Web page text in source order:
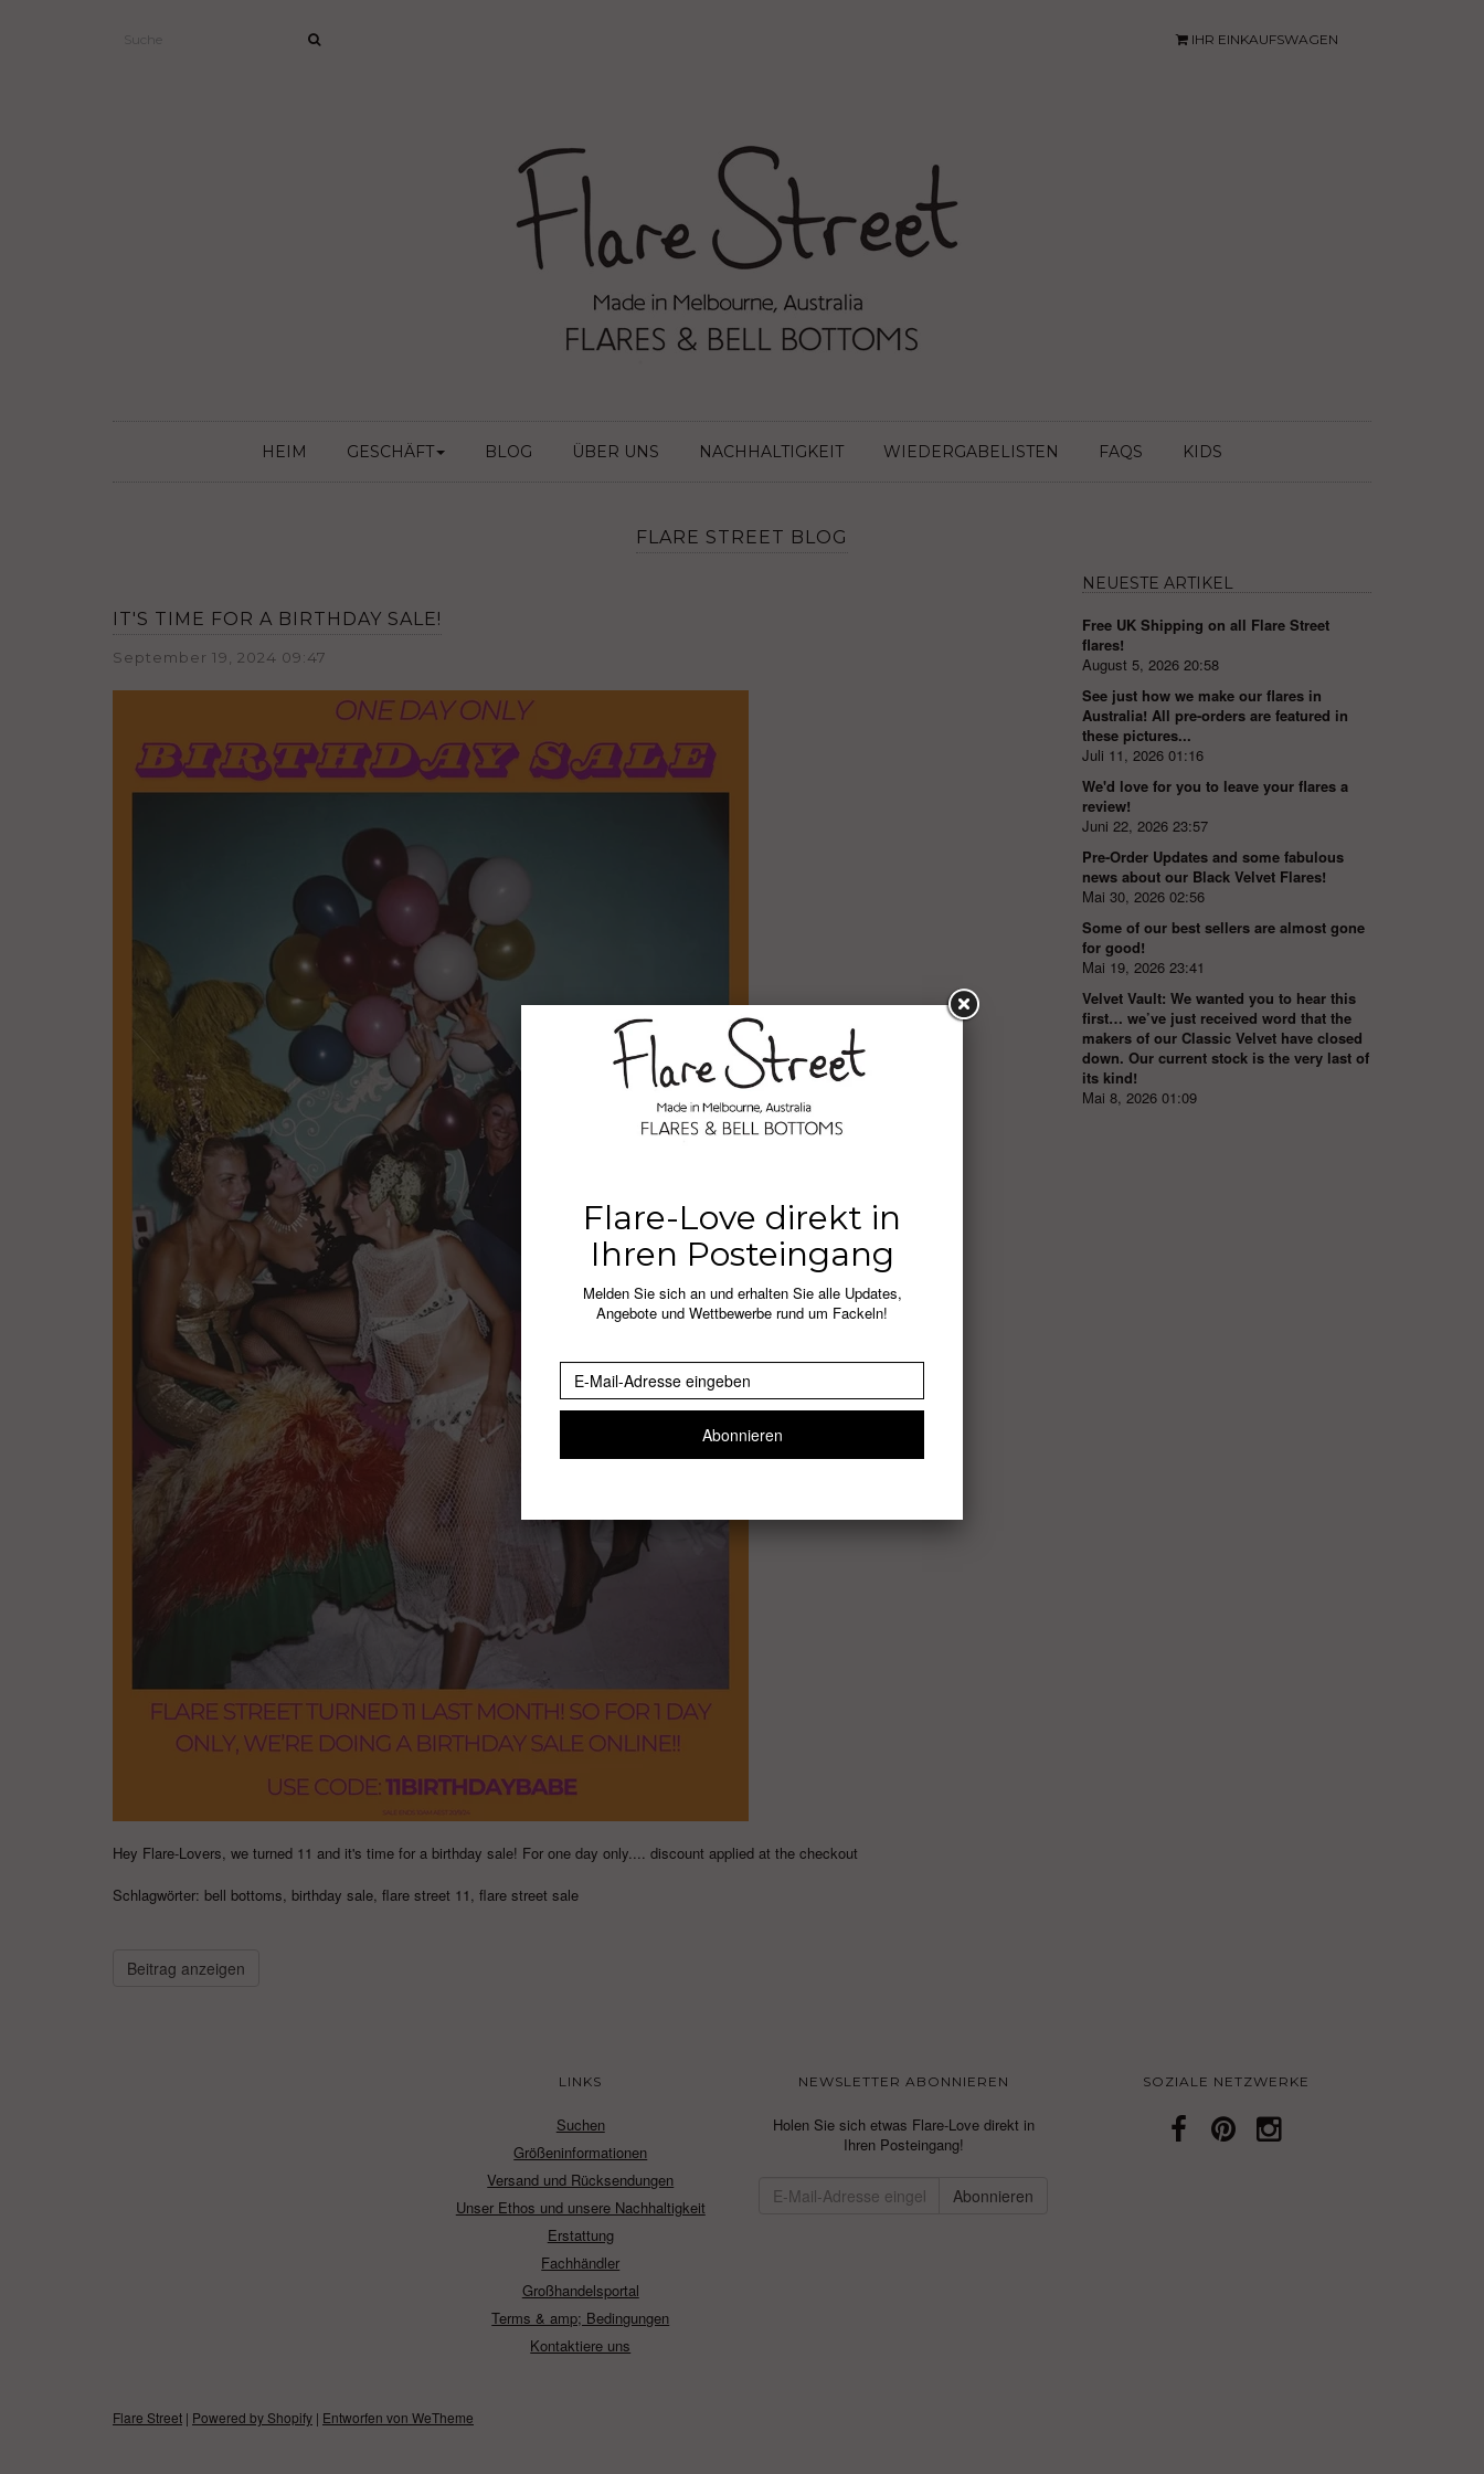
IHR EINKAUFSWAGEN
HEIM GESCHÄFT BLOG ÜBER UNS NACHHALTIGKEIT WIEDERGABELISTEN FAQS KIDS
FLARE STREET BLOG
IT'S TIME FOR A BIRTHDAY SALE!
September 19, 2024 09:47
Hey Flare-Lovers, we turned 11 and it's time for a birthday sale! For one day only.... discount applied at the checkout
Schlagwörter: bell bottoms, birthday sale, flare street 11, flare street sale
Beitrag anzeigen
NEUESTE ARTIKEL
Free UK Shipping on all Flare Street
flares!
August 5, 2026 20:58
See just how we make our flares in
Australia! All pre-orders are featured in
these pictures...
Juli 11, 2026 01:16
We'd love for you to leave your flares a
review!
Juni 22, 2026 23:57
Pre-Order Updates and some fabulous
news about our Black Velvet Flares!
Mai 30, 2026 02:56
Some of our best sellers are almost gone
for good!
Mai 19, 2026 23:41
Velvet Vault: We wanted you to hear this
first… we’ve just received word that the
makers of our Classic Velvet have closed
down. Our current stock is the very last of
its kind!
Mai 8, 2026 01:09
LINKS
Suchen
Größeninformationen
Versand und Rücksendungen
Unser Ethos und unsere Nachhaltigkeit
Erstattung
Fachhändler
Großhandelsportal
Terms & amp; Bedingungen
Kontaktiere uns
NEWSLETTER ABONNIEREN
Holen Sie sich etwas Flare-Love direkt in
Ihren Posteingang!
SOZIALE NETZWERKE
Flare Street | Powered by Shopify | Entworfen von WeTheme
Flare-Love direkt in
Ihren Posteingang
Melden Sie sich an und erhalten Sie alle Updates,
Angebote und Wettbewerbe rund um Fackeln!